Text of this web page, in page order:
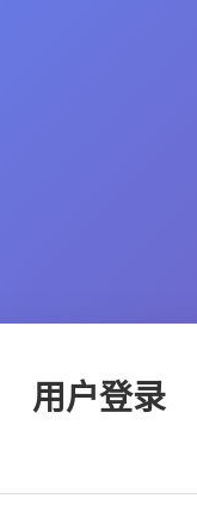
用户登录